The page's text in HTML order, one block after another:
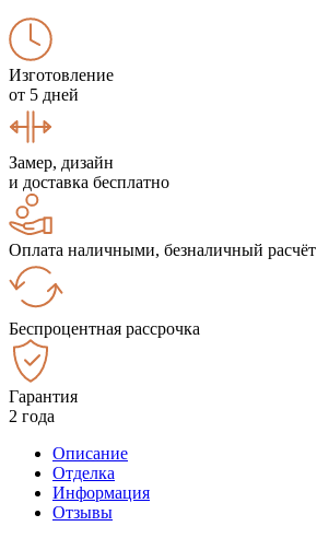
Изготовление
от 5 дней
Замер, дизайн
и доставка бесплатно
Оплата наличными, безналичный расчёт
Беспроцентная рассрочка
Гарантия
2 года
Описание
Отделка
Информация
Отзывы